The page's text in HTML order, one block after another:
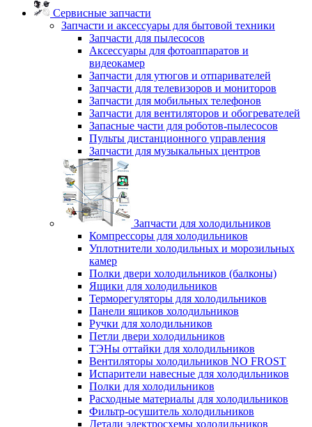
Сервисные запчасти
Запчасти и аксессуары для бытовой техники
Запчасти для пылесосов
Аксессуары для фотоаппаратов и
видеокамер
Запчасти для утюгов и отпаривателей
Запчасти для телевизоров и мониторов
Запчасти для мобильных телефонов
Запчасти для вентиляторов и обогревателей
Запасные части для роботов-пылесосов
Пульты дистанционного управления
Запчасти для музыкальных центров
Запчасти для холодильников
Компрессоры для холодильников
Уплотнители холодильных и морозильных
камер
Полки двери холодильников (балконы)
Ящики для холодильников
Терморегуляторы для холодильников
Панели ящиков холодильников
Ручки для холодильников
Петли двери холодильников
ТЭНы оттайки для холодильников
Вентиляторы холодильников NO FROST
Испарители навесные для холодильников
Полки для холодильников
Расходные материалы для холодильников
Фильтр-осушитель холодильников
Детали электросхемы холодильников